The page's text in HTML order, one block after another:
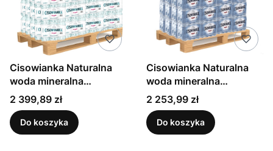
Cisowianka Naturalna
woda mineralna
niegazowana
niskosodowa 700 ml x
1044 (paleta)
Cena
2 399,89 zł
Do koszyka
Cisowianka Naturalna
woda mineralna
gazowana niskosodowa
500 ml x 1512 sztuk
(paleta)
Cena
2 253,99 zł
Do koszyka